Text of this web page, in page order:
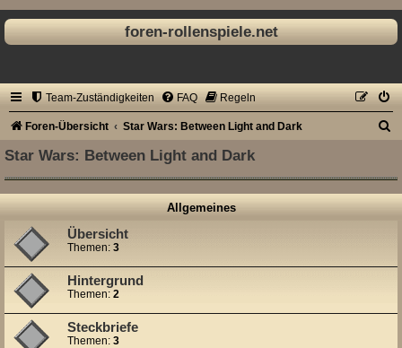
foren-rollenspiele.net
Team-Zuständigkeiten FAQ Regeln
Foren-Übersicht Star Wars: Between Light and Dark
h
Star Wars: Between Light and Dark
Allgemeines
Übersicht
Themen: 3
Hintergrund
Themen: 2
Steckbriefe
Themen: 3